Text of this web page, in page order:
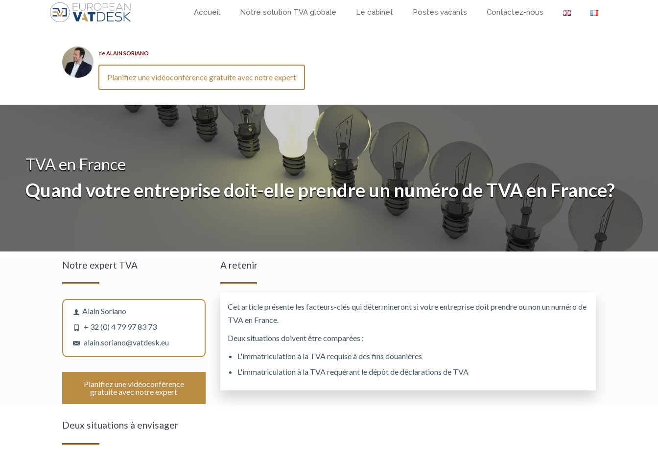
Accueil Notre solution TVA globale Le cabinet Postes vacants Contactez-nous
de ALAIN SORIANO
Planifiez une vidéoconférence gratuite avec notre expert
TVA en France
Quand votre entreprise doit-elle prendre un numéro de TVA en France?
Notre expert TVA
Alain Soriano
+ 32 (0) 4 79 97 83 73
alain.soriano@vatdesk.eu
Planifiez une vidéoconférence
gratuite avec notre expert
A retenir
Cet article présente les facteurs-clés qui détermineront si votre entreprise doit prendre ou non un numéro de
TVA en France.
Deux situations doivent être comparées :
L'immatriculation à la TVA requise à des fins douanières
L'immatriculation à la TVA requérant le dépôt de déclarations de TVA
Deux situations à envisager